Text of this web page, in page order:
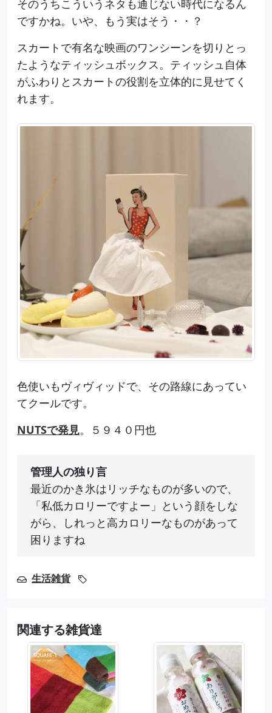
そのうちこういうネタも通じない時代になるん
ですかね。いや、もう実はそう・・？
スカートで有名な映画のワンシーンを切りとっ
たようなティッシュボックス。ティッシュ自体
がふわりとスカートの役割を立体的に見せてく
れます。
色使いもヴィヴィッドで、その路線にあってい
てクールです。
NUTSで発見。５９４０円也
管理人の独り言
最近のかき氷はリッチなものが多いので、
「私低カロリーですよー」という顔をしな
がら、しれっと高カロリーなものがあって
困りますね
生活雑貨
関連する雑貨達